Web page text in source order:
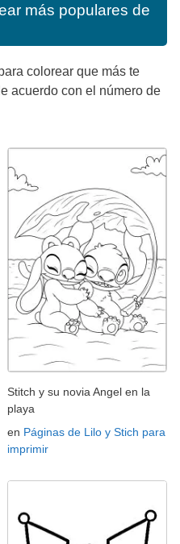
más populares de
colorear que más te
acuerdo con el número de
Stitch y su novia Angel en la
playa
en Páginas de Lilo y Stich para
imprimir